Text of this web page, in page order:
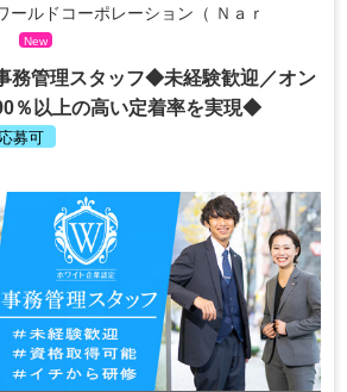
ールドコーポレーション（ Ｎａｒ
New
務管理スタッフ◆未経験歓迎／オン
％以上の高い定着率を実現◆
募可